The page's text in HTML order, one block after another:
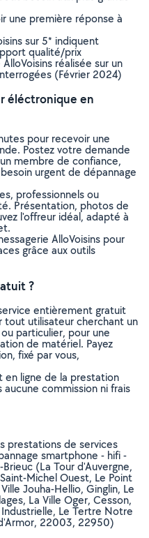
une première réponse à
sur 5* indiquent
qualité/prix
réalisée sur un
(Février 2024)
éléctronique en
pour recevoir une
Postez votre demande
membre de confiance,
urgent de dépannage
professionnels ou
Présentation, photos de
l'offreur idéal, adapté à
AlloVoisins pour
grâce aux outils
?
entièrement gratuit
tout utilisateur cherchant un
particulier, pour une
de matériel. Payez
fixé par vous,
en ligne de la prestation
commission ni frais
prestations de services
smartphone - hifi -
(La Tour d'Auvergne,
Michel Ouest, Le Point
Jouha-Hellio, Ginglin, Le
La Ville Oger, Cesson,
Le Tertre Notre
22003, 22950)